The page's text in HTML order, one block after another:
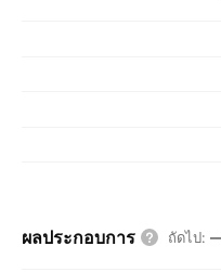
ผลประกอบการ ถัดไป: